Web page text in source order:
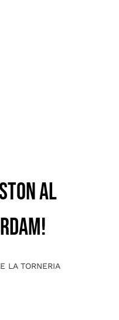
al
LA TORNERIA